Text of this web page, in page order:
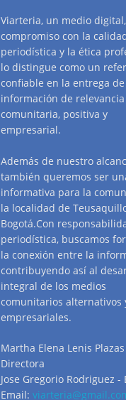
Viarteria, un medio
compromiso con la
periodística y la ética
lo distingue como un
confiable en la entrega de
información de relevancia
comunitaria, positiva y
empresarial.
Además de nuestro
también queremos ser
informativa para la
la localidad de
Bogotá.Con
periodística, buscamos
la conexión entre la
contribuyendo así al
integral de los medios
comunitarios alternativos
empresariales.
Martha Elena Lenis Plazas
Directora
Jose Gregorio Rodriguez -
Email: